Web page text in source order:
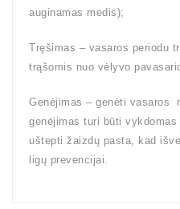
auginamas medis);
Tręšimas – vasaros periodu
trąšomis nuo vėlyvo
Genėjimas – genėti vasaros
genėjimas turi būti
uštepti žaizdų pasta, kad
ligų prevencijai.